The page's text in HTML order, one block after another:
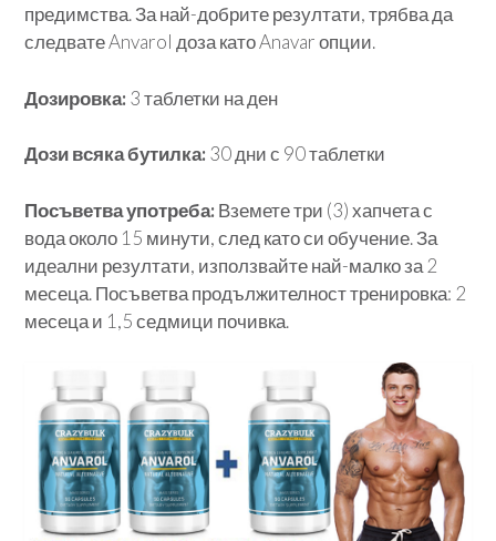
предимства. За най-добрите резултати, трябва да
следвате Anvarol доза като Anavar опции.
Дозировка: 3 таблетки на ден
Дози всяка бутилка: 30 дни с 90 таблетки
Посъветва употреба: Вземете три (3) хапчета с
вода около 15 минути, след като си обучение. За
идеални резултати, използвайте най-малко за 2
месеца. Посъветва продължителност тренировка: 2
месеца и 1,5 седмици почивка.